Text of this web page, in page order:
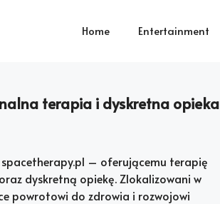
Home Entertainment
terapia i dyskretna opieka
spacetherapy.pl – oferującemu terapię
dyskretną opiekę. Zlokalizowani w
powrotowi do zdrowia i rozwojowi